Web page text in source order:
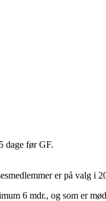
dage før GF.
er på valg i
6 mdr., og som er